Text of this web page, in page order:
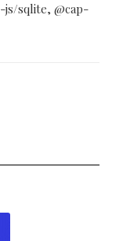
sqlite, @cap-